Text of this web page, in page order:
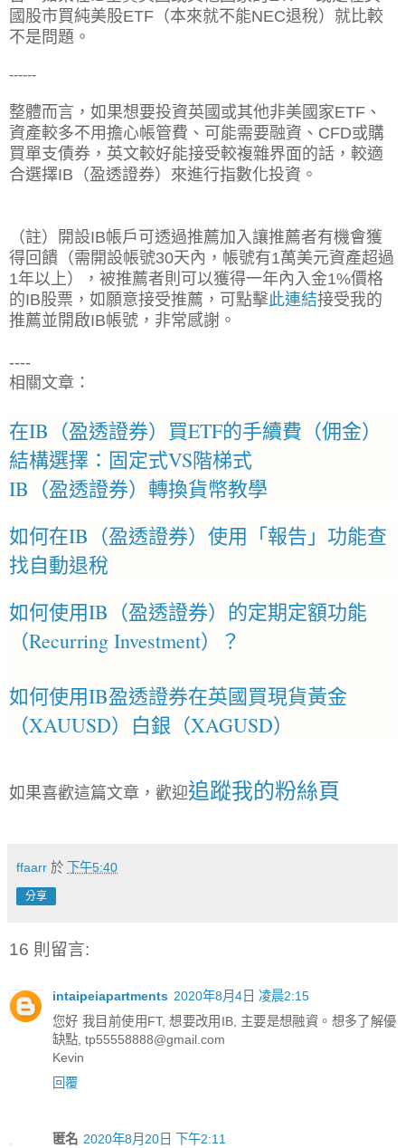
國股市買純美股ETF（本來就不能NEC退稅）就比較
不是問題。
------
整體而言，如果想要投資英國或其他非美國家ETF、
資產較多不用擔心帳管費、可能需要融資、CFD或購
買單支債券，英文較好能接受較複雜界面的話，較適
合選擇IB（盈透證券）來進行指數化投資。
（註）開設IB帳戶可透過推薦加入讓推薦者有機會獲
得回饋（需開設帳號30天內，帳號有1萬美元資產超過
1年以上），被推薦者則可以獲得一年內入金1%價格
的IB股票，如願意接受推薦，可點擊此連結接受我的
推薦並開啟IB帳號，非常感謝。
----
相關文章：
在IB（盈透證券）買ETF的手續費（佣金）
結構選擇：固定式VS階梯式
IB（盈透證券）轉換貨幣教學
如何在IB（盈透證券）使用「報告」功能查
找自動退稅
如何使用IB（盈透證券）的定期定額功能
（Recurring Investment）？
如何使用IB盈透證券在英國買現貨黃金
（XAUUSD）白銀（XAGUSD）
如果喜歡這篇文章，歡迎追蹤我的粉絲頁
ffaarr 於 下午5:40
分享
16 則留言:
intaipeiapartments 2020年8月4日 凌晨2:15
您好 我目前使用FT, 想要改用IB, 主要是想融資。想多了解優
缺點, tp55558888@gmail.com
Kevin
回覆
匿名 2020年8月20日 下午2:11